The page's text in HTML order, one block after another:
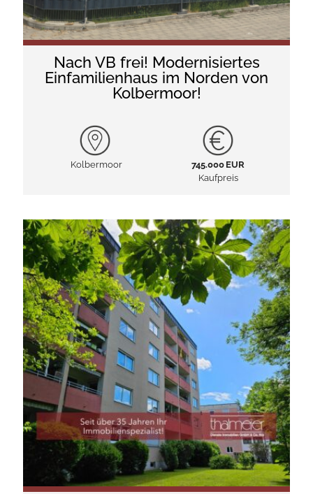
Nach VB frei! Modernisiertes
Einfamilienhaus im Norden von
Kolbermoor!
Kolbermoor
745.000 EUR
Kaufpreis